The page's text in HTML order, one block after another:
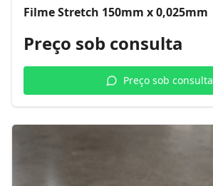
Filme Stretch 150mm x 0,025mm
Preço sob consulta
Preço sob consulta